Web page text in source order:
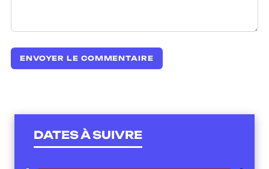
DATES À SUIVRE